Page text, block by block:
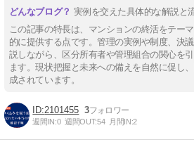
実例を交えた具体的な解説と
この記事の特長は、マンションの終活をテー
的に提供する点です。管理の実例や制度、決
説しながら、区分所有者や管理組合の関心を
ます。現状把握と未来への備えを自然に促し
成されています。
2101455 3
週間IN:0 週間OUT:54 月間IN:2